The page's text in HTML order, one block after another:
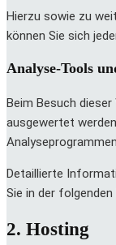
Hierzu sowie zu
können Sie sich
Analyse-Tools
Beim Besuch
ausgewertet
Detaillierte
Sie in der
2. Hosting